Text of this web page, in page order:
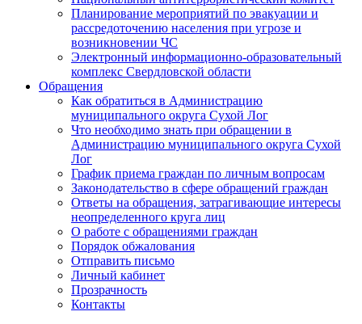
Планирование мероприятий по эвакуации и
рассредоточению населения при угрозе и
возникновении ЧС
Электронный информационно-образовательный
комплекс Свердловской области
Обращения
Как обратиться в Администрацию
муниципального округа Сухой Лог
Что необходимо знать при обращении в
Администрацию муниципального округа Сухой
Лог
График приема граждан по личным вопросам
Законодательство в сфере обращений граждан
Ответы на обращения, затрагивающие интересы
неопределенного круга лиц
О работе с обращениями граждан
Порядок обжалования
Отправить письмо
Личный кабинет
Прозрачность
Контакты